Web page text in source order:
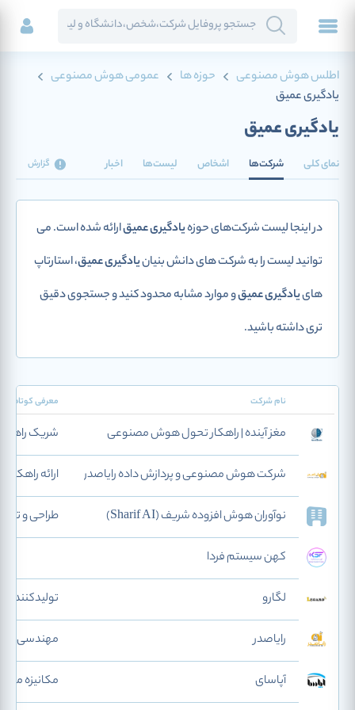
اطلس هوش مصنوعی حوزه ها
عمومی هوش مصنوعی
یادگیری عمیق
یادگیری عمیق
نمای کلی شرکت‌ها اشخاص لیست‌ها اخبار گزارش
در اینجا لیست شرکت‌های حوزهیادگیری عمیقارائه شده است. می
توانید لیست را به شرکت های دانش بنیانیادگیری عمیق، استارتاپ
هاییادگیری عمیقو موارد مشابه محدود کنید و جستجوی دقیق
تری داشته باشید.
نام شرکت معرفی کوتاه
مغز آینده | راهکار تحول هوش مصنوعی شریک
شرکت هوش مصنوعی و پردازش داده رایاصدر ارائه
نوآوران هوش افزوده‌ شریف (Sharif AI) طراحی و
کهن سیستم فردا
لگارو تولیدکننده
رایاصدر مهندسی
آپاسای مکانیزه